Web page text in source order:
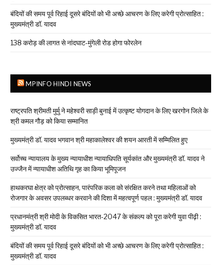
बंदियों की समय पूर्व रिहाई दूसरे बंदियों को भी अच्छे आचरण के लिए करेगी प्रोत्साहित :
मुख्यमंत्री डॉ. यादव
138 करोड़ की लागत से नांदघाट-मुंगेली रोड होगा फोरलेन
MPINFO HINDI NEWS
राष्ट्रपति श्रीमती मुर्मु ने महेश्वरी साड़ी बुनाई में उत्कृष्ट योगदान के लिए खरगोन जिले के
श्री कमल गौड़ को किया सम्मानित
मुख्यमंत्री डॉ. यादव भगवान श्री महाकालेश्‍वर की शयन आरती में सम्मिलित हुए
सर्वोच्च न्यायालय के मुख्‍य न्‍यायाधीश न्यायाधिपति सूर्यकांत और मुख्यमंत्री डॉ. यादव ने
उज्जैन में न्यायाधीश अतिथि गृह का किया भूमिपूजन
हाथकरघा क्षेत्र को प्रोत्साहन, पारंपरिक कला को संरक्षित करने तथा महिलाओं को
रोजगार के अवसर उपलब्धर करवाने की दिशा में महत्वपूर्ण पहल : मुख्यमंत्री डॉ. यादव
प्रधानमंत्री श्री मोदी के विकसित भारत-2047 के संकल्प को पूरा करेगी युवा पीढ़ी :
मुख्यमंत्री डॉ. यादव
बंदियों की समय पूर्व रिहाई दूसरे बंदियों को भी अच्छे आचरण के लिए करेगी प्रोत्साहित :
मुख्यमंत्री डॉ. यादव